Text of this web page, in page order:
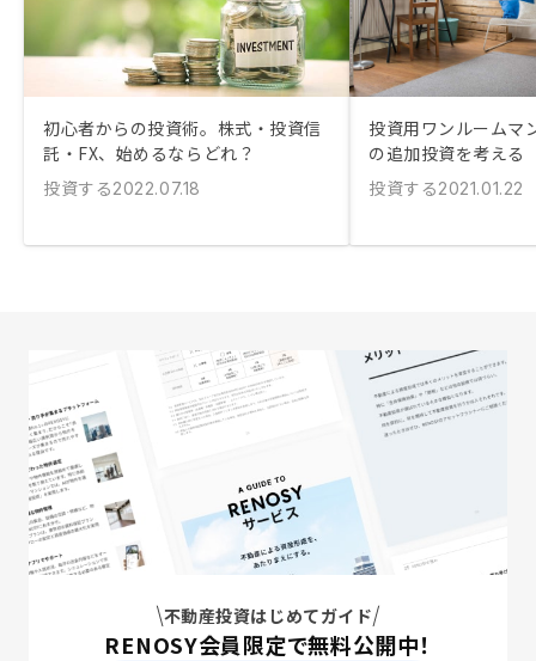
初心者からの投資術。株式・投資信
託・FX、始めるならどれ？
投資する2022.07.18
投資用ワンルームマ
の追加投資を考える
投資する2021.01.22
不動産投資はじめてガイド
RENOSY会員限定で無料公開中！